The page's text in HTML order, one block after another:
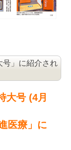
号」に紹介され
大号 (4月
医療」に